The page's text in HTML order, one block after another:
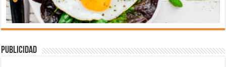
Publicidad